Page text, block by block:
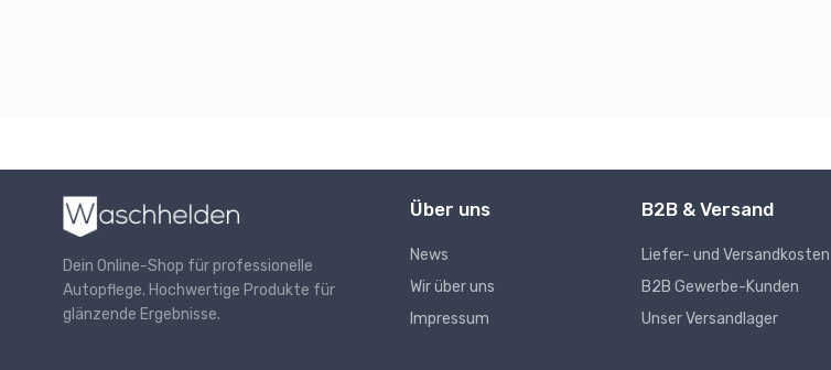
Dein Online-Shop für professionelle
Autopflege. Hochwertige Produkte für
glänzende Ergebnisse.
Über uns
News
Wir über uns
Impressum
B2B & Versand
Liefer- und Versandkosten
B2B Gewerbe-Kunden
Unser Versandlager